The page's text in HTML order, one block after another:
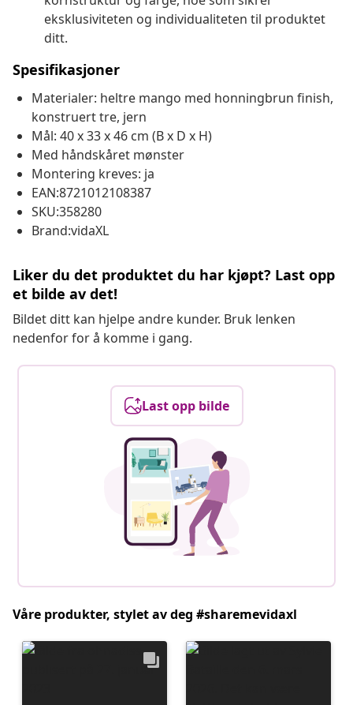
eksklusiviteten og individualiteten til produktet
ditt.
Spesifikasjoner
Materialer: heltre mango med honningbrun finish,
konstruert tre, jern
Mål: 40 x 33 x 46 cm (B x D x H)
Med håndskåret mønster
Montering kreves: ja
EAN:8721012108387
SKU:358280
Brand:vidaXL
Liker du det produktet du har kjøpt? Last opp
et bilde av det!
Bildet ditt kan hjelpe andre kunder. Bruk lenken
nedenfor for å komme i gang.
Last opp bilde
Våre produkter, stylet av deg #sharemevidaxl